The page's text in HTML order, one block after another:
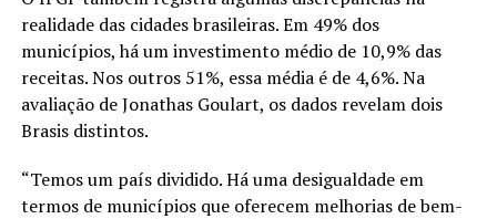
realidade das cidades brasileiras. Em 49% dos
municípios, há um investimento médio de 10,9% das
receitas. Nos outros 51%, essa média é de 4,6%. Na
avaliação de Jonathas Goulart, os dados revelam dois
Brasis distintos.
“Temos um país dividido. Há uma desigualdade em
termos de municípios que oferecem melhorias de bem-